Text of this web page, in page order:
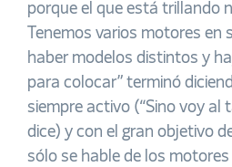
porque el que está trillando
Tenemos varios motores
haber modelos distintos y
para colocar” terminó
siempre activo (“Sino voy al
dice) y con el gran objetivo
sólo se hable de los motores